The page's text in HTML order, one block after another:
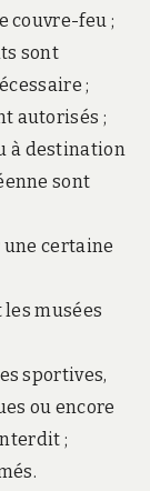
couvre-feu ;
sont
;
autorisés ;
à destination
sont
certaine
musées
sportives,
ou encore
;